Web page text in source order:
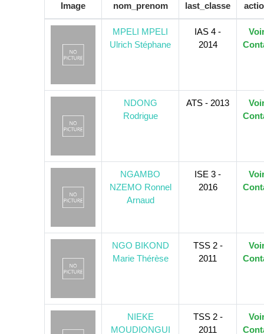
Image nom_prenom last_classe
MPELI MPELI
Ulrich Stéphane
IAS 4 -
2014
NDONG
Rodrigue
ATS - 2013
NGAMBO
NZEMO Ronnel
Arnaud
ISE 3 -
2016
NGO BIKOND
Marie Thérèse
TSS 2 -
2011
NIEKE
MOUDIONGUI
TSS 2 -
2011